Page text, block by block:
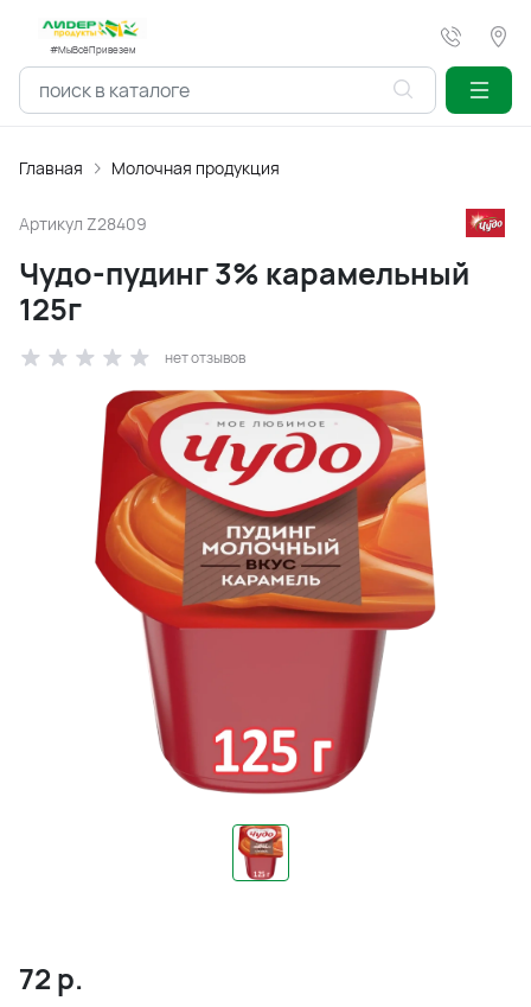
#МыВсёПривезем
Главная Молочная продукция
Артикул Z28409
Чудо-пудинг 3% карамельный
125г
нет отзывов
72 р.